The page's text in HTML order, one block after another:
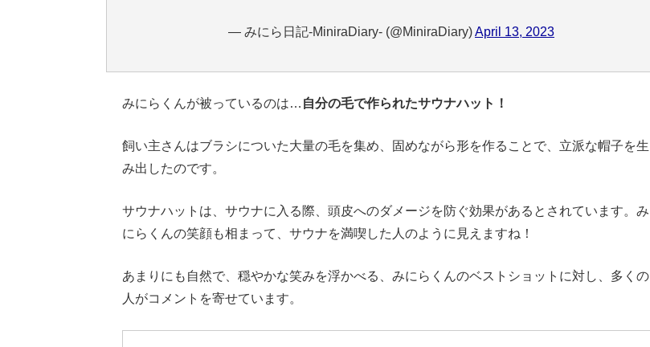
— みにら日記-MiniraDiary- (@MiniraDiary)April 13, 2023
みにらくんが被っているのは… 自分の毛で作られたサウナハット！
飼い主さんはブラシについた大量の毛を集め、固めながら形を作ることで、立派な帽子を生
み出したのです。
サウナハットは、サウナに入る際、頭皮へのダメージを防ぐ効果があるとされています。み
にらくんの笑顔も相まって、サウナを満喫した人のように見えますね！
あまりにも自然で、穏やかな笑みを浮かべる、みにらくんのベストショットに対し、多くの
人がコメントを寄せています。